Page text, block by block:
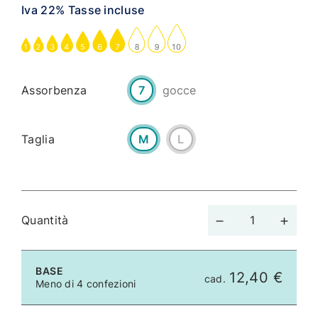
Iva 22% Tasse incluse
Assorbenza 7 gocce
Taglia M L
Quantità
BASE
Meno di 4 confezioni
cad. 12,40 €